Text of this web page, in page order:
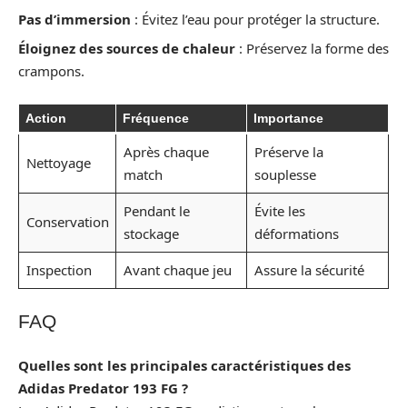
Pas d’immersion : Évitez l’eau pour protéger la structure.
Éloignez des sources de chaleur : Préservez la forme des
crampons.
Action Fréquence Importance
Nettoyage
Après chaque
match
Préserve la
souplesse
Conservation
Pendant le
stockage
Évite les
déformations
Inspection
Avant chaque jeu Assure la sécurité
FAQ
Quelles sont les principales caractéristiques des
Adidas Predator 193 FG ?